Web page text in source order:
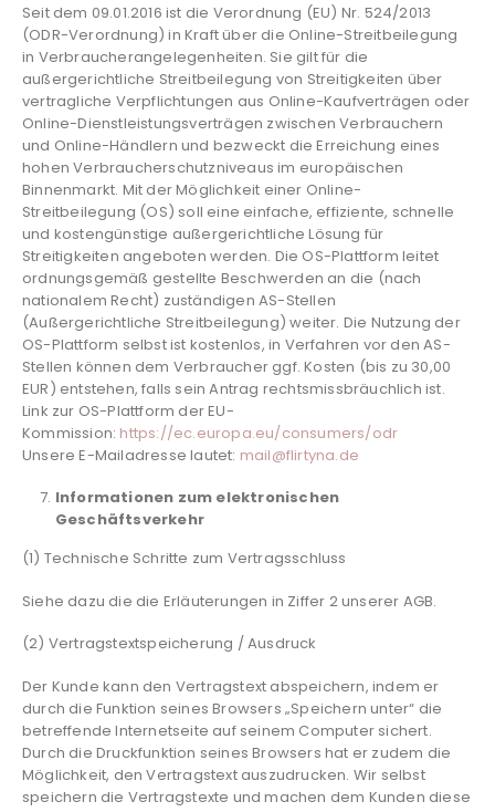
Seit dem 09.01.2016 ist die Verordnung (EU) Nr. 524/2013
(ODR-Verordnung) in Kraft über die Online-Streitbeilegung
in Verbraucherangelegenheiten. Sie gilt für die
außergerichtliche Streitbeilegung von Streitigkeiten über
vertragliche Verpflichtungen aus Online-Kaufverträgen oder
Online-Dienstleistungsverträgen zwischen Verbrauchern
und Online-Händlern und bezweckt die Erreichung eines
hohen Verbraucherschutzniveaus im europäischen
Binnenmarkt. Mit der Möglichkeit einer Online-
Streitbeilegung (OS) soll eine einfache, effiziente, schnelle
und kostengünstige außergerichtliche Lösung für
Streitigkeiten angeboten werden. Die OS-Plattform leitet
ordnungsgemäß gestellte Beschwerden an die (nach
nationalem Recht) zuständigen AS-Stellen
(Außergerichtliche Streitbeilegung) weiter. Die Nutzung der
OS-Plattform selbst ist kostenlos, in Verfahren vor den AS-
Stellen können dem Verbraucher ggf. Kosten (bis zu 30,00
EUR) entstehen, falls sein Antrag rechtsmissbräuchlich ist.
Link zur OS-Plattform der EU-
Kommission: https://ec.europa.eu/consumers/odr
Unsere E-Mailadresse lautet: mail@flirtyna.de
Informationen zum elektronischen
Geschäftsverkehr
(1) Technische Schritte zum Vertragsschluss
Siehe dazu die die Erläuterungen in Ziffer 2 unserer AGB.
(2) Vertragstextspeicherung / Ausdruck
Der Kunde kann den Vertragstext abspeichern, indem er
durch die Funktion seines Browsers „Speichern unter“ die
betreffende Internetseite auf seinem Computer sichert.
Durch die Druckfunktion seines Browsers hat er zudem die
Möglichkeit, den Vertragstext auszudrucken. Wir selbst
speichern die Vertragstexte und machen dem Kunden diese